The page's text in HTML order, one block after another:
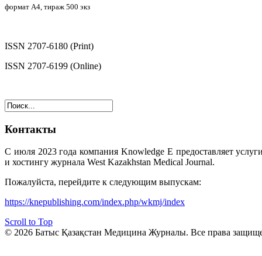
формат А4, тираж 500 экз
ISSN 2707-6180 (Print)
ISSN 2707-6199 (Online)
Контакты
С июля 2023 года компания Knowledge E предоставляет
и хостингу журнала West Kazakhstan Medical Journal.
Пожалуйста, перейдите к следующим выпускам:
https://knepublishing.com/index.php/wkmj/index
Scroll to Top
© 2026 Батыс Қазақстан Медицина Журналы. Все права